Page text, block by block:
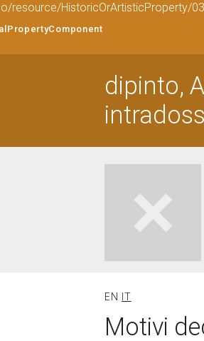
resource/HistoricOrArtisticProperty/
dipinto,
EN IT
Motivi